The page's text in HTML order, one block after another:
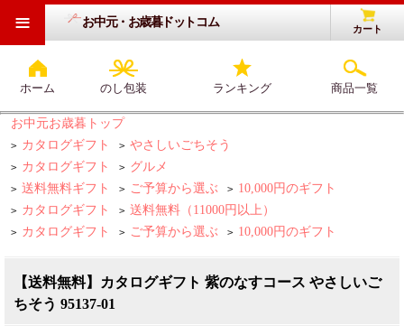
お中元・お歳暮ドットコム カート
ホーム のし包装 ランキング 商品一覧
≡
お中元お歳暮トップ
> カタログギフト > やさしいごちそう
> カタログギフト > グルメ
> 送料無料ギフト > ご予算から選ぶ > 10,000円のギフト
> カタログギフト > 送料無料（11000円以上）
> カタログギフト > ご予算から選ぶ > 10,000円のギフト
【送料無料】カタログギフト 紫のなすコース やさしいご
ちそう 95137-01